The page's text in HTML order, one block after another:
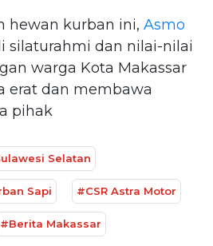
hewan kurban ini, Asmo
silaturahmi dan nilai-nilai
warga Kota Makassar
erat dan membawa
pihak
Selatan
Sapi #CSR Astra Motor
#Berita Makassar